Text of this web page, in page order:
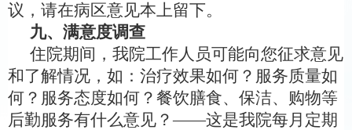
议，请在病区意见本上留下。
九、满意度调查
住院期间，我院工作人员可能向您征求意见
和了解情况，如：治疗效果如何？服务质量如
何？服务态度如何？餐饮膳食、保洁、购物等
后勤服务有什么意见？——这是我院每月定期